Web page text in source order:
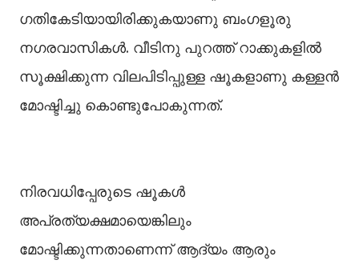
ഗതികേടിയായിരിക്കുകയാണു ബംഗളൂരു
നഗരവാസികള്‍. വീടിനു പുറത്ത് റാക്കുകളില്‍
സൂക്ഷിക്കുന്ന വിലപിടിപ്പുള്ള ഷൂകളാണു കള്ളൻ
മോഷ്ടിച്ചു കൊണ്ടുപോകുന്നത്.
നിരവധിപ്പേരുടെ ഷൂകള്‍
അപ്രത്യക്ഷമായെങ്കിലും
മോഷ്ടിക്കുന്നതാണെന്ന് ആദ്യം ആരും